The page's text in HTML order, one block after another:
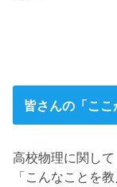
皆さんの「ここ
高校物理に関して
「こんなことを